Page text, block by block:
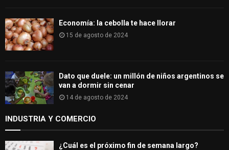
Economía: la cebolla te hace llorar
15 de agosto de 2024
Dato que duele: un millón de niños argentinos se
van a dormir sin cenar
14 de agosto de 2024
INDUSTRIA Y COMERCIO
¿Cuál es el próximo fin de semana largo?